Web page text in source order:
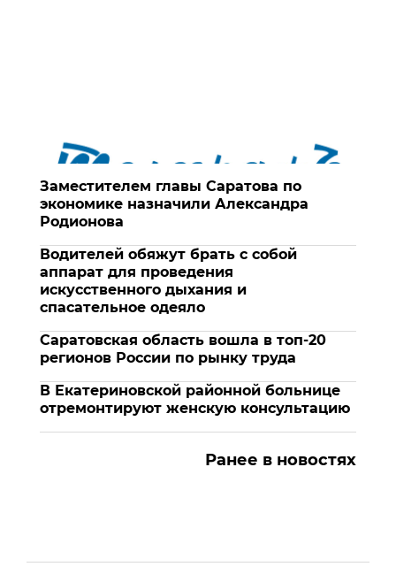
Заместителем главы Саратова по
экономике назначили Александра
Родионова
Водителей обяжут брать с собой
аппарат для проведения
искусственного дыхания и
спасательное одеяло
Саратовская область вошла в топ-20
регионов России по рынку труда
В Екатериновской районной больнице
отремонтируют женскую консультацию
Ранее в новостях